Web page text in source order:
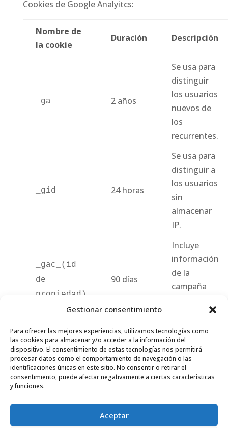
Gestionar consentimiento
Para ofrecer las mejores experiencias, utilizamos tecnologías como
las cookies para almacenar y/o acceder a la información del
dispositivo. El consentimiento de estas tecnologías nos permitirá
procesar datos como el comportamiento de navegación o las
identificaciones únicas en este sitio. No consentir o retirar el
consentimiento, puede afectar negativamente a ciertas características
y funciones.
Aceptar
Cookies de Google Analyitcs:
Nombre de
la cookie
Duración Descripción
_ga 2 años
Se usa para
distinguir
los usuarios
nuevos de
los
recurrentes.
_gid 24 horas
Se usa para
distinguir a
los usuarios
sin
almacenar
IP.
_gac_(id
de
propiedad)
90 días
Incluye
información
de la
campaña
Política de cookies (UE)
Política de privacidad
Trabaja con nosotros